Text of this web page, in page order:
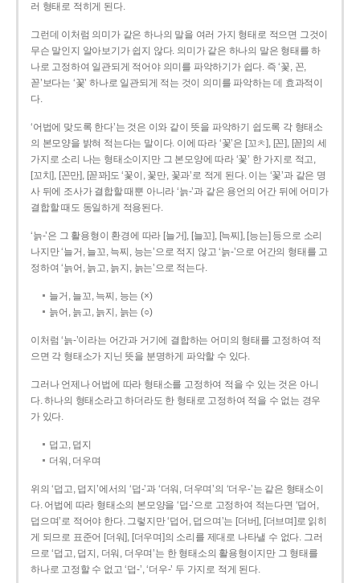
러 형태로 적히게 된다.
그런데 이처럼 의미가 같은 하나의 말을 여러 가지 형태로 적으면 그것이
무슨 말인지 알아보기가 쉽지 않다. 의미가 같은 하나의 말은 형태를 하
나로 고정하여 일관되게 적어야 의미를 파악하기가 쉽다. 즉 ‘꽃, 꼰,
꼳’보다는 ‘꽃’ 하나로 일관되게 적는 것이 의미를 파악하는 데 효과적이
다.
‘어법에 맞도록 한다’는 것은 이와 같이 뜻을 파악하기 쉽도록 각 형태소
의 본모양을 밝혀 적는다는 말이다. 이에 따라 ‘꽃’은 [꼬ㅊ], [꼰], [꼳]의 세
가지로 소리 나는 형태소이지만 그 본모양에 따라 ‘꽃’ 한 가지로 적고,
[꼬치], [꼰만], [꼳꽈]도 ‘꽃이, 꽃만, 꽃과’로 적게 된다. 이는 ‘꽃’과 같은 명
사 뒤에 조사가 결합할 때뿐 아니라 ‘늙-’과 같은 용언의 어간 뒤에 어미가
결합할 때도 동일하게 적용된다.
‘늙-’은 그 활용형이 환경에 따라 [늘거], [늘꼬], [늑찌], [능는] 등으로 소리
나지만 ‘늘거, 늘꼬, 늑찌, 능는’으로 적지 않고 ‘늙-’으로 어간의 형태를 고
정하여 ‘늙어, 늙고, 늙지, 늙는’으로 적는다.
늘거, 늘꼬, 늑찌, 능는 (×)
늙어, 늙고, 늙지, 늙는 (○)
이처럼 ‘늙-­’이라는 어간과 거기에 결합하는 어미의 형태를 고정하여 적
으면 각 형태소가 지닌 뜻을 분명하게 파악할 수 있다.
그러나 언제나 어법에 따라 형태소를 고정하여 적을 수 있는 것은 아니
다. 하나의 형태소라고 하더라도 한 형태로 고정하여 적을 수 없는 경우
가 있다.
덥고, 덥지
더워, 더우며
위의 ‘덥고, 덥지’에서의 ‘덥-­’과 ‘더워, 더우며’의 ‘더우-­’는 같은 형태소이
다. 어법에 따라 형태소의 본모양을 ‘덥-­’으로 고정하여 적는다면 ‘덥어,
덥으며’로 적어야 한다. 그렇지만 ‘덥어, 덥으며’는 [더버], [더브며]로 읽히
게 되므로 표준어 [더워], [더우며]의 소리를 제대로 나타낼 수 없다. 그러
므로 ‘덥고, 덥지, 더워, 더우며’는 한 형태소의 활용형이지만 그 형태를
하나로 고정할 수 없고 ‘덥-’, ‘더우-’ 두 가지로 적게 된다.